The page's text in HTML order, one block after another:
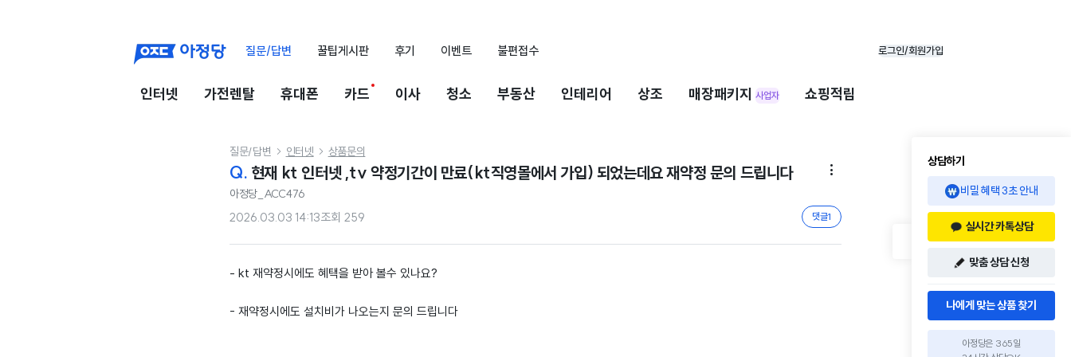
질문/답변 꿀팁게시판 후기 이벤트 불편접수 로그인/회원가입
인터넷 가전렌탈 휴대폰 카드 이사 청소 부동산 인테리어 상조 매장패키지 사업자 쇼핑적립
질문/답변  인터넷  상품문의
Q. 현재 kt 인터넷 ,tv 약정기간이 만료(kt직영몰에서 가입) 되었는데요 재약정 문의 드립니다 
아정당_ACC476
2026.03.03 14:13조회 259 댓글1
- kt 재약정시에도 혜택을 받아 볼수 있나요?
- 재약정시에도 설치비가 나오는지 문의 드립니다
상담하기
비밀 혜택 3초 안내
실시간 카톡상담
맞춤 상담 신청
나에게 맞는 상품 찾기
아정당은 365일